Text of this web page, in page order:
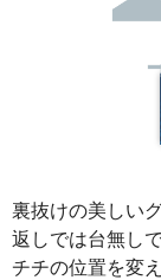
裏抜けの美しい
返しでは台無しで
チチの位置を変